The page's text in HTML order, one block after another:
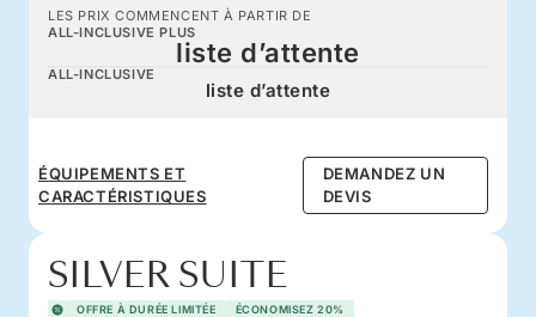
LES PRIX COMMENCENT À PARTIR DE
ALL-INCLUSIVE PLUS
liste d’attente
ALL-INCLUSIVE
liste d’attente
ÉQUIPEMENTS ET
CARACTÉRISTIQUES
DEMANDEZ UN
DEVIS
SILVER SUITE
OFFRE À DURÉE LIMITÉE ÉCONOMISEZ 20%